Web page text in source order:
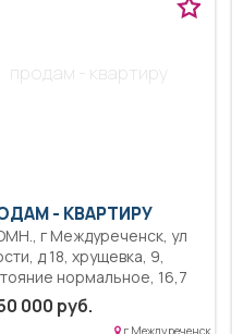
продам - квартиру
- КВАРТИРУ
ул
18, хрущевка, 9,
нормальное, 16,7
угловая, без
000 руб.
г Междуреченск